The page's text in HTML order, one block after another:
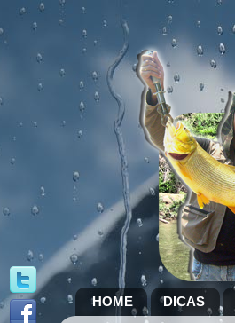
HOME DICAS